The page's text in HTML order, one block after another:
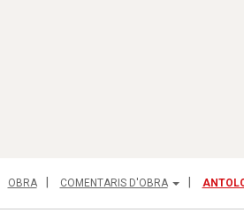
OBRA COMENTARIS D'OBRA